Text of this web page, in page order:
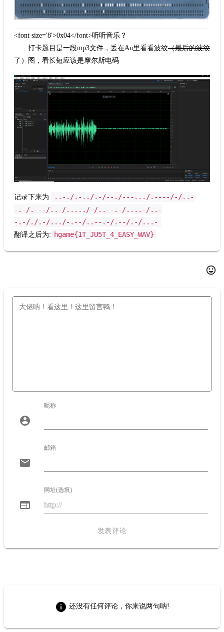
<font size='8'>0x04</font>听听音乐？
打卡题目是一段mp3文件，丢在Au里看看波纹（最后的波纹
了）图，看长短应该是摩尔斯电码
记录下来为:
..-./.-../.-/--./---.../.----/-/..-
-.-/.---/..-/...../-/..--.-/....-/..-
-.-/./.-/.../-.--/..--.-/.--/.-/...-
翻译之后为: hgame{1T_JU5T_4_EASY_WAV}
insert_emoticon
account_circle
昵称
email
邮箱
web
网址(选填)
发表评论
info 还没有任何评论，你来说两句呐!